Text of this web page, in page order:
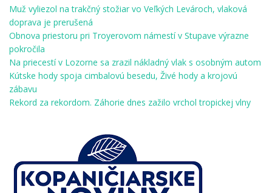
Muž vyliezol na trakčný stožiar vo Veľkých Levároch, vlaková
doprava je prerušená
Obnova priestoru pri Troyerovom námestí v Stupave výrazne
pokročila
Na priecestí v Lozorne sa zrazil nákladný vlak s osobným autom
Kútske hody spoja cimbalovú besedu, Živé hody a krojovú
zábavu
Rekord za rekordom. Záhorie dnes zažilo vrchol tropickej vlny